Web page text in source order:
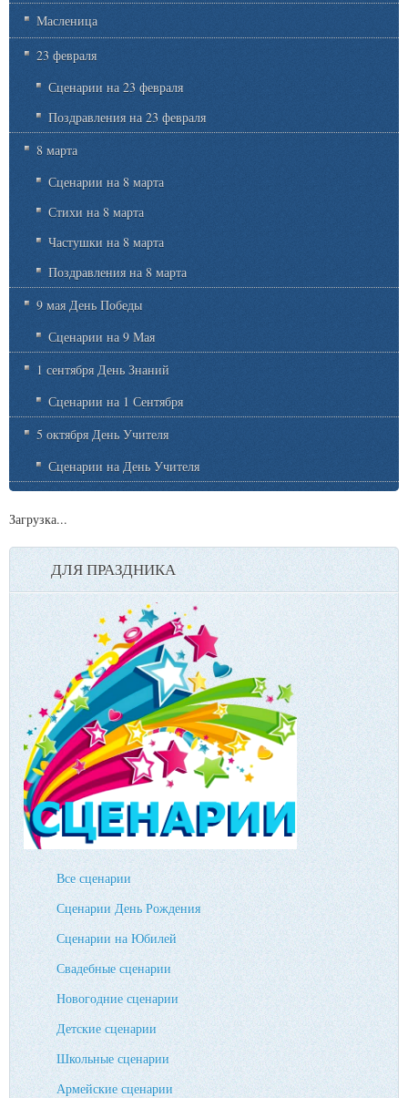
Масленица
23 февраля
Сценарии на 23 февраля
Поздравления на 23 февраля
8 марта
Сценарии на 8 марта
Стихи на 8 марта
Частушки на 8 марта
Поздравления на 8 марта
9 мая День Победы
Сценарии на 9 Мая
1 сентября День Знаний
Сценарии на 1 Сентября
5 октября День Учителя
Сценарии на День Учителя
Загрузка...
ДЛЯ ПРАЗДНИКА
Все сценарии
Сценарии День Рождения
Сценарии на Юбилей
Свадебные сценарии
Новогодние сценарии
Детские сценарии
Школьные сценарии
Армейские сценарии